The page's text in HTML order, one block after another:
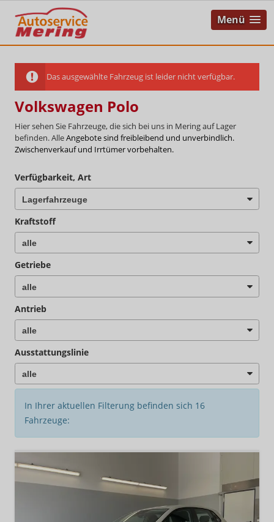
Menü
Das ausgewählte Fahrzeug ist leider nicht verfügbar.
Volkswagen Polo
Hier sehen Sie Fahrzeuge, die sich bei uns in Mering auf Lager
befinden. AlleAngebote sind freibleibend und unverbindlich.
Zwischenverkauf und Irrtümer vorbehalten.
Verfügbarkeit, Art
Kraftstoff
Getriebe
Antrieb
Ausstattungslinie
In Ihrer aktuellen Filterung befinden sich 16
Fahrzeuge: